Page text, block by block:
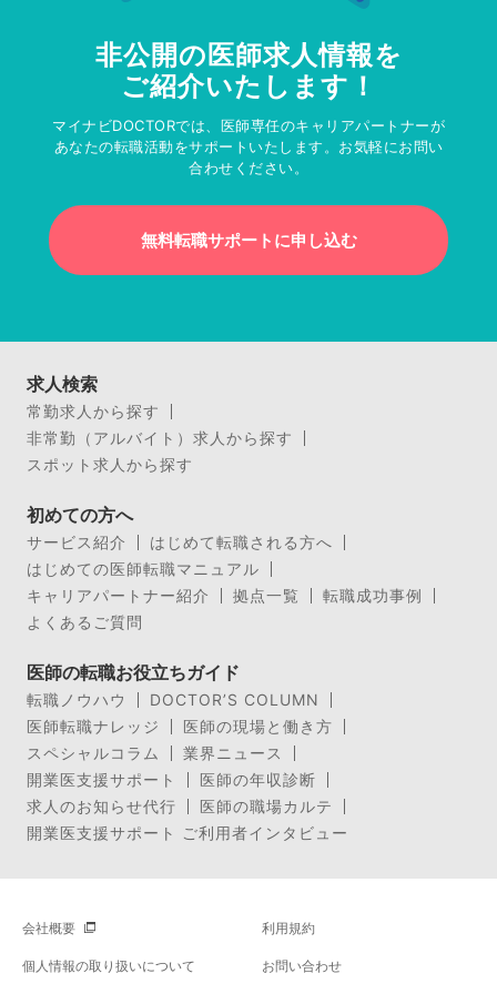
非公開の医師求人情報を
ご紹介いたします！
マイナビDOCTORでは、医師専任のキャリアパートナーが
あなたの転職活動をサポートいたします。お気軽にお問い
合わせください。
無料転職サポートに申し込む
求人検索
常勤求人から探す
非常勤（アルバイト）求人から探す
スポット求人から探す
初めての方へ
サービス紹介
はじめて転職される方へ
はじめての医師転職マニュアル
キャリアパートナー紹介
拠点一覧
転職成功事例
よくあるご質問
医師の転職お役立ちガイド
転職ノウハウ
DOCTOR’S COLUMN
医師転職ナレッジ
医師の現場と働き方
スペシャルコラム
業界ニュース
開業医支援サポート
医師の年収診断
求人のお知らせ代行
医師の職場カルテ
開業医支援サポート ご利用者インタビュー
会社概要 利用規約
個人情報の取り扱いについて お問い合わせ